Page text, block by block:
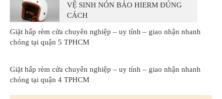
VỆ SINH NÓN BẢO HIERM ĐÚNG
CÁCH
Giặt hấp rèm cửa chuyên nghiệp – uy tính – giao nhận nhanh
chóng tại quận 5 TPHCM
Giặt hấp rèm cửa chuyên nghiệp – uy tính – giao nhận nhanh
chóng tại quận 4 TPHCM